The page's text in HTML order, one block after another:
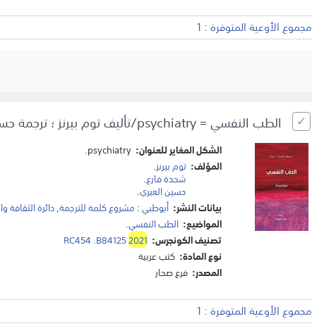
مجموع الأوعية المتوفرة : 1
الطب النفسي = psychiatry/تأليف توم بيرنز ؛ ترجمة حسين العبري ؛ مراجعة الدكتور شحدة فارع.
الشكل المغاير للعنوان: psychiatry.
المؤلف: توم بيرنز.
شحدة فارع.
حسين العبري.
بيانات النشر: أبوظبي: مشروع كلمة للترجمة,دائرة الثقافة
المواضيع: الطب النفسي.
تصنيف الكونجرس:
RC454 .B841252021
نوع المادة: كتب عربية
المصدر: فرع صحار
مجموع الأوعية المتوفرة : 1